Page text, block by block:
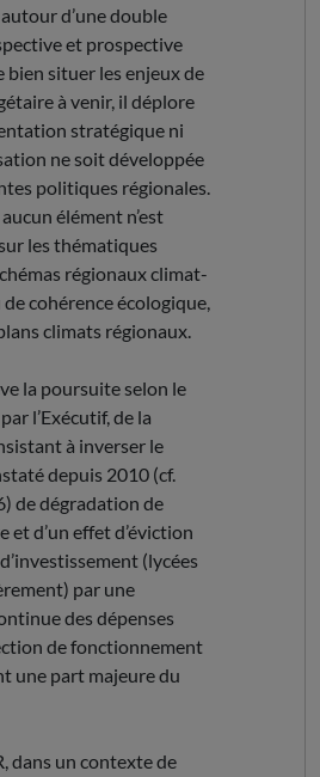
d’une double
et prospective
situer les enjeux de
à venir, il déplore
stratégique ni
ne soit développée
politiques régionales.
élément n’est
les thématiques
régionaux climat-
cohérence écologique,
climats régionaux.
la poursuite selon le
l’Exécutif, de la
à inverser le
depuis 2010 (cf.
de dégradation de
et d’un effet d’éviction
(lycées
par une
des dépenses
de fonctionnement
une part majeure du
dans un contexte de